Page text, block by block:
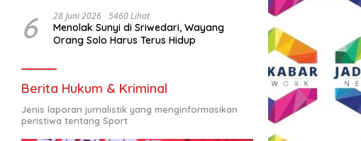
6 28 Juni 2026 5460 Lihat
Menolak Sunyi di Sriwedari, Wayang
Orang Solo Harus Terus Hidup
Berita Hukum & Kriminal
Jenis laporan jurnalistik yang menginformasikan
peristiwa tentang Sport